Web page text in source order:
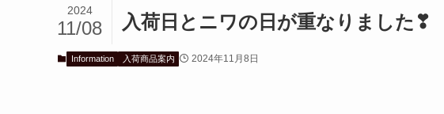
入荷日とニワの日が重なりました❣
2024
11/08
Information 入荷商品案内 2024年11月8日